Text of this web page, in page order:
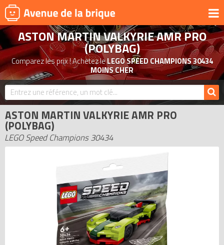
UNIVERS
PRODUITS DÉRIVÉS
NOUVEAUTÉS
LEGO 2026
BONS PLANS
ASSOCIATIONS DE FANS
EXPOSITIONS LEGO
LEGO LES PLUS CHERS
DERNIERS LEGO AJOUTÉS
ASTON MARTIN VALKYRIE AMR PRO
(POLYBAG)
Comparez les prix ! Achetez leLEGO SPEED CHAMPIONS 30434
MOINS CHER
ASTON MARTIN VALKYRIE AMR PRO
(POLYBAG)
LEGO Speed Champions 30434